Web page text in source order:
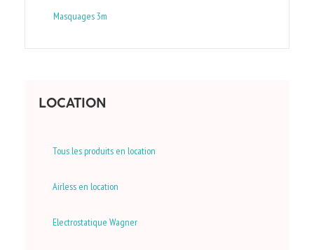
Masquages 3m
LOCATION
Tous les produits en location
Airless en location
Electrostatique Wagner